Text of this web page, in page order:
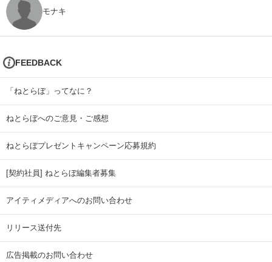
モナキ
FEEDBACK
「ねとらぼ」ってなに？
ねとらぼへのご意見・ご感想
ねとらぼプレゼントキャンペーン応募規約
[契約社員] ねとらぼ編集者募集
アイティメディアへのお問い合わせ
リリース送付先
広告掲載のお問い合わせ